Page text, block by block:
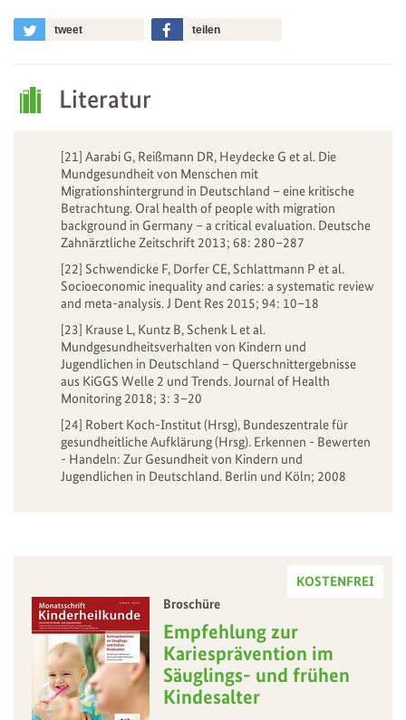
tweet teilen
Literatur
[21] Aarabi G, Reißmann DR, Heydecke G et al. Die
Mundgesundheit von Menschen mit
Migrationshintergrund in Deutschland – eine kritische
Betrachtung. Oral health of people with migration
background in Germany – a critical evaluation. Deutsche
Zahnärztliche Zeitschrift 2013; 68: 280–287
[22] Schwendicke F, Dorfer CE, Schlattmann P et al.
Socioeconomic inequality and caries: a systematic review
and meta-analysis. J Dent Res 2015; 94: 10–18
[23] Krause L, Kuntz B, Schenk L et al.
Mundgesundheitsverhalten von Kindern und
Jugendlichen in Deutschland – Querschnittergebnisse
aus KiGGS Welle 2 und Trends. Journal of Health
Monitoring 2018; 3: 3–20
[24] Robert Koch-Institut (Hrsg), Bundeszentrale für
gesundheitliche Aufklärung (Hrsg). Erkennen - Bewerten
- Handeln: Zur Gesundheit von Kindern und
Jugendlichen in Deutschland. Berlin und Köln; 2008
KOSTENFREI
Broschüre
–
Empfehlung zur
Kariesprävention im
Säuglings- und frühen
Kindesalter